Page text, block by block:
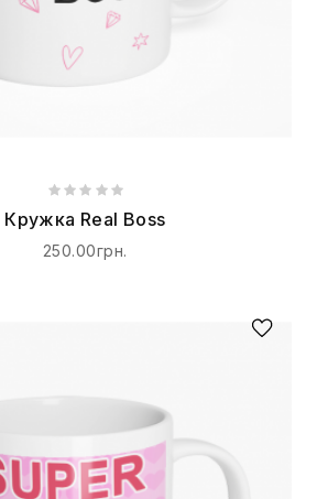
Кружка Real Boss
250.00грн.